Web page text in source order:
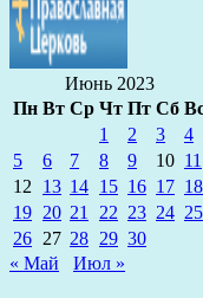
Июнь 2023
Пн Вт Ср Чт Пт Сб
1
2 3
4
5
6 7 8 9 10 11
12
13 14 15 16 17 18
19 20 21 22 23 24 25
26 27 28 29 30
« Май
Июл »